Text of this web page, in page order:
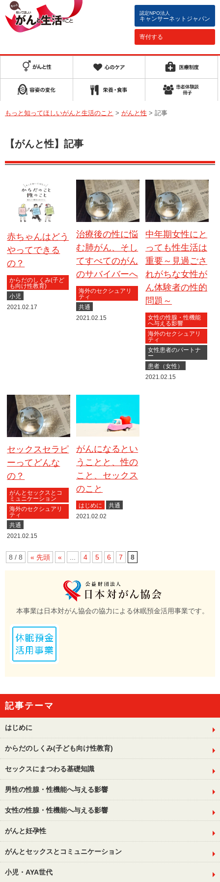
認定NPO法人
キャンサーネットジャパン
寄付する
もっと知ってほしいがんと生活のこと > がんと性 > 記事
【がんと性】記事
赤ちゃんはどう
やってできる
の？
からだのしくみ(子ど
も向け性教育)
小児
2021.02.17
治療後の性に悩
む肺がん、そし
てすべてのがん
のサバイバーへ
海外のセクシュアリ
ティ
共通
2021.02.15
中年期女性にと
っても性生活は
重要～見過ごさ
れがちな女性が
ん体験者の性的
問題～
女性の性腺・性機能
へ与える影響
海外のセクシュアリ
ティ
女性患者のパートナ
ー
患者（女性）
2021.02.15
セックスセラピ
ーってどんな
の？
がんとセックスとコ
ミュニケーション
海外のセクシュアリ
ティ
共通
2021.02.15
がんになるとい
うことと、性の
こと、セックス
のこと
はじめに
共通
2021.02.02
8 / 8 « 先頭 « 4 5 6 7 8
本事業は日本対がん協会の協力による休眠預金活用事業です。
記事テーマ
はじめに
からだのしくみ(子ども向け性教育)
セックスにまつわる基礎知識
男性の性腺・性機能へ与える影響
女性の性腺・性機能へ与える影響
がんと妊孕性
がんとセックスとコミュニケーション
小児・AYA世代